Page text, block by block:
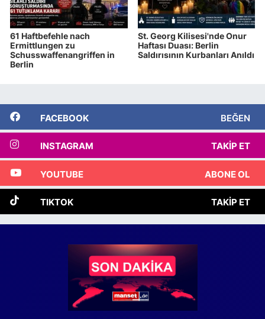
61 Haftbefehle nach
Ermittlungen zu
Schusswaffenangriffen in
Berlin
St. Georg Kilisesi'nde Onur
Haftası Duası: Berlin
Saldırısının Kurbanları Anıldı
FACEBOOK BEĞEN
INSTAGRAM TAKIP ET
YOUTUBE ABONE OL
TIKTOK TAKIP ET